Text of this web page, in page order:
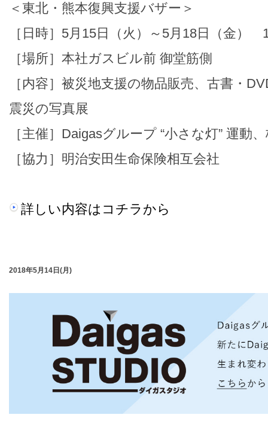
＜東北・熊本復興支援バザー＞
［日時］5月15日（火）～5月18日（金）
［場所］本社ガスビル前 御堂筋側
［内容］被災地支援の物品販売、古書・
震災の写真展
［主催］Daigasグループ “小さな灯” 運動
［協力］明治安田生命保険相互会社
詳しい内容はコチラから
2018年5月14日(月)